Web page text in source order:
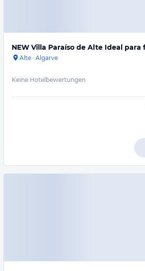
NEW Villa Paraíso de Alte Ideal para
Alte · Algarve
Keine Hotelbewertungen